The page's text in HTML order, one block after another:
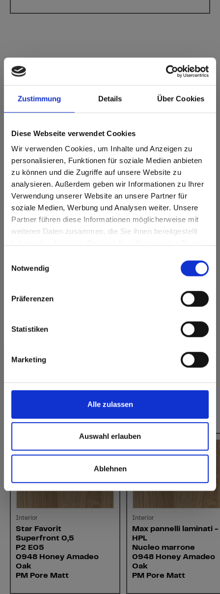
Zustimmung Details Über Cookies
Diese Webseite verwendet Cookies
Wir verwenden Cookies, um Inhalte und Anzeigen zu
personalisieren, Funktionen für soziale Medien anbieten
zu können und die Zugriffe auf unsere Website zu
analysieren. Außerdem geben wir Informationen zu Ihrer
Verwendung unserer Website an unsere Partner für
soziale Medien, Werbung und Analysen weiter. Unsere
Partner führen diese Informationen möglicherweise mit
weiteren Daten zusammen, die Sie ihnen bereitgestellt
Notwendig
Präferenzen
Statistiken
Marketing
Alle zulassen
Auswahl erlauben
Ablehnen
Are you based in the Stati Uniti?
Go to the Fundermax North America website directly from
Star Favorit MDF Standard E05 0948 Honey
Sviluppo del decoro in lunghezza. Articolo soggetto ad
Caratteristiche del prodotto
Facile da pulire Resistente agli urti
Resistente ai graffi Resistente ai solventi
Caratteristiche della superficie
al gelo
permanentemente
facile da incollare
Questo potrebbe interessarti anche
Interior
Star Favorit
Superfront 0,5
P2 E05
0948 Honey Amadeo
Oak
PM Pore Matt
Interior
Max pannelli laminati -
HPL
Nucleo marrone
0948 Honey Amadeo
Oak
PM Pore Matt